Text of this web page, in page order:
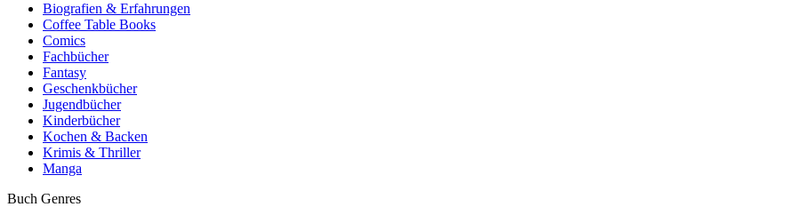
Biografien & Erfahrungen
Coffee Table Books
Comics
Fachbücher
Fantasy
Geschenkbücher
Jugendbücher
Kinderbücher
Kochen & Backen
Krimis & Thriller
Manga
Buch Genres